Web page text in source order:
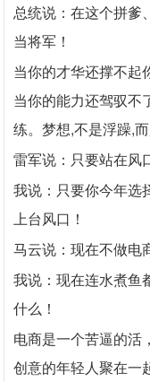
总统说：在这个拼爹
当将军！
当你的才华还撑不起
当你的能力还驾驭不
练。梦想,不是浮躁,
雷军说：只要站在风
我说：只要你今年选
上台风口！
马云说：现在不做电
我说：现在连水煮鱼
什么！
电商是一个苦逼的活
创意的年轻人聚在一